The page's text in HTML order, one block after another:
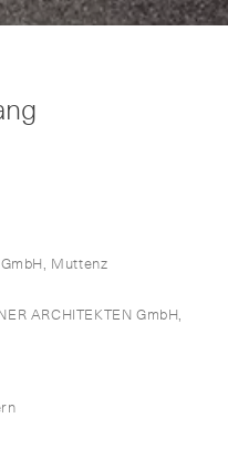
GmbH, Muttenz
ARCHITEKTEN GmbH,